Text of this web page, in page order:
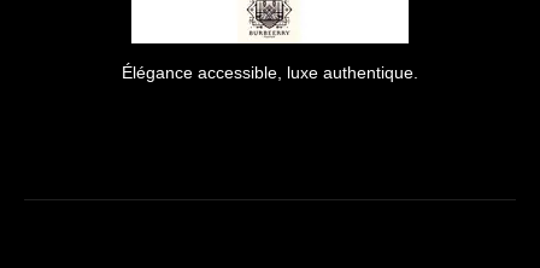
Élégance accessible, luxe authentique.